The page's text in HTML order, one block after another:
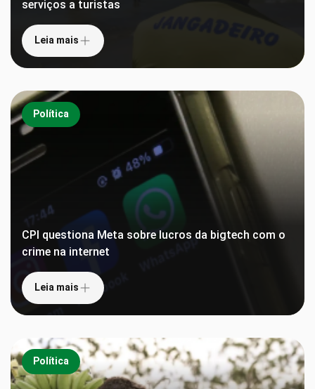
serviços a turistas
Leia mais
Política
CPI questiona Meta sobre lucros da bigtech com o
crime na internet
Leia mais
Política